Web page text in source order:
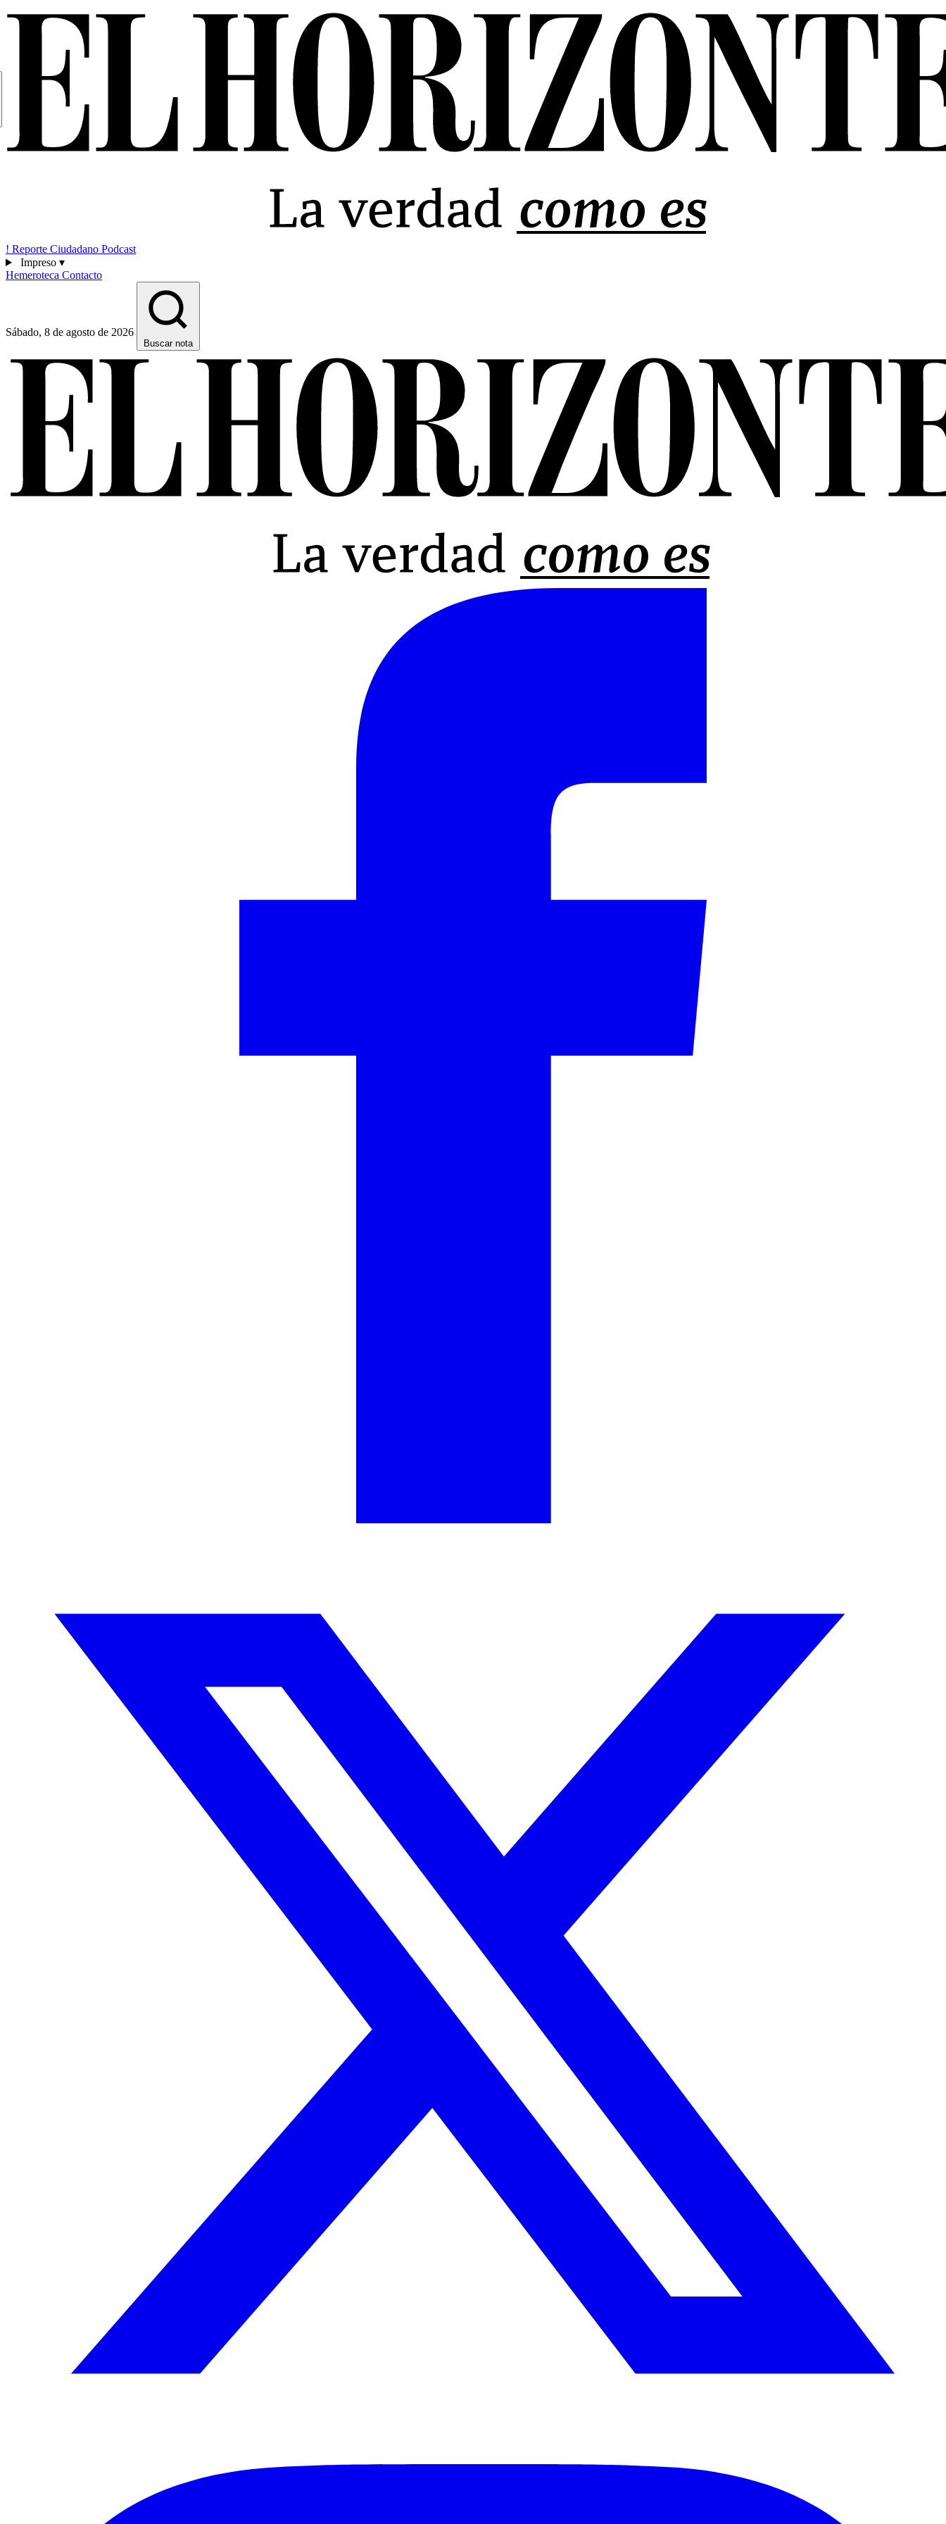
! Reporte Ciudadano Podcast
Impreso ▾
Hemeroteca Contacto
Sábado, 8 de agosto de 2026
Buscar nota